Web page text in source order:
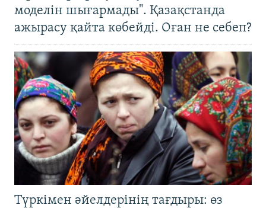
моделін шығармады". Қазақстанда
ажырасу қайта көбейді. Оған не себеп?
Түркімен әйелдерінің тағдыры: өз